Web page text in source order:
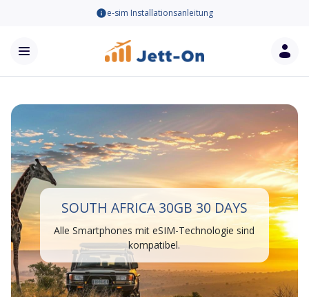
e-sim Installationsanleitung
SOUTH AFRICA 30GB 30 DAYS
Alle Smartphones mit eSIM-Technologie sind
kompatibel.